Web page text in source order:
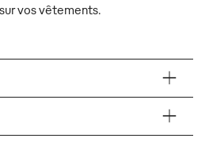
vos vêtements.